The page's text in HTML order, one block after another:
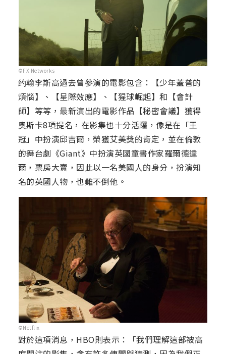
©FX Networks
约翰李斯高過去曾參演的電影包含：【少年蓋普的
煩惱】、【星際效應】、【猩球崛起】和【會計
師】等等，最新演出的電影作品【秘密會議】獲得
奧斯卡8項提名，在影集也十分活躍，像是在「王
冠」中扮演邱吉爾，榮獲艾美獎的肯定，並在倫敦
的舞台劇《Giant》中扮演英國童書作家羅爾德達
爾，票房大賣，因此以一名美國人的身分，扮演知
名的英國人物，也難不倒他。
©Netflix
對於這項消息，HBO則表示：「我們理解這部被高